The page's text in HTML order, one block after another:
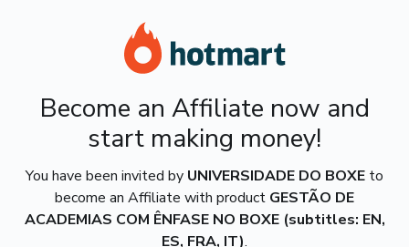
Become an Affiliate now and
start making money!
You have been invited by UNIVERSIDADE DO BOXE to
become an Affiliate with product GESTÃO DE
ACADEMIAS COM ÊNFASE NO BOXE (subtitles: EN,
ES, FRA, IT).